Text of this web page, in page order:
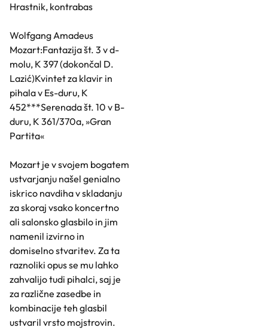
Hrastnik, kontrabas
Wolfgang Amadeus
Mozart:Fantazija št. 3 v d-
molu, K 397 (dokončal D.
Lazić)Kvintet za klavir in
pihala v Es-duru, K
452***Serenada št. 10 v B-
duru, K 361/370a, »Gran
Partita«
Mozart je v svojem bogatem
ustvarjanju našel genialno
iskrico navdiha v skladanju
za skoraj vsako koncertno
ali salonsko glasbilo in jim
namenil izvirno in
domiselno stvaritev. Za ta
raznoliki opus se mu lahko
zahvalijo tudi pihalci, saj je
za različne zasedbe in
kombinacije teh glasbil
ustvaril vrsto mojstrovin.